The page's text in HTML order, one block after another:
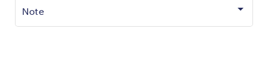
Note